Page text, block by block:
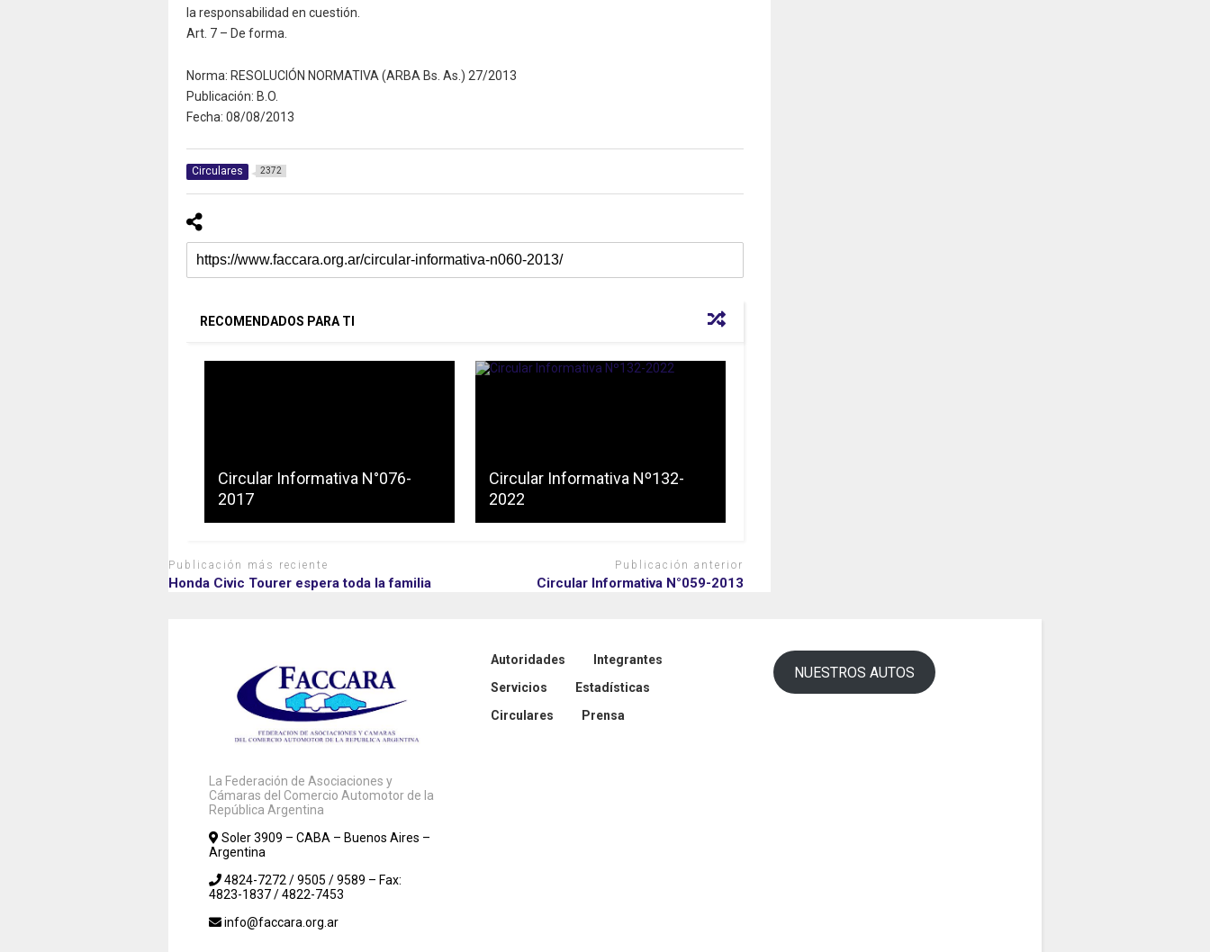
la responsabilidad en cuestión.
Art. 7 – De forma.
Norma: RESOLUCIÓN NORMATIVA (ARBA Bs. As.) 27/2013
Publicación: B.O.
Fecha: 08/08/2013
Circulares 2372
RECOMENDADOS PARA TI
Circular Informativa N°076-
2017
Circular Informativa Nº132-
2022
Publicación más reciente
Honda Civic Tourer espera toda la familia
Publicación anterior
Circular Informativa N°059-2013
La Federación de Asociaciones y
Cámaras del Comercio Automotor de la
República Argentina
Soler 3909 – CABA – Buenos Aires –
Argentina
4824-7272 / 9505 / 9589 – Fax:
4823-1837 / 4822-7453
info@faccara.org.ar
Autoridades
Integrantes
Servicios
Estadísticas
Circulares
Prensa
NUESTROS AUTOS